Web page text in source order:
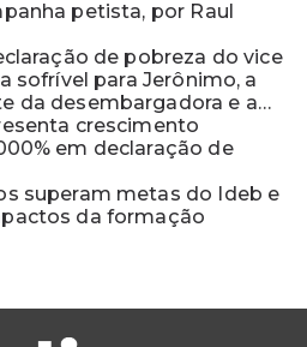
petista, por Raul
de pobreza do vice
sofrível para Jerônimo, a
da desembargadora e a
o MP baiano
crescimento
em declaração de
superam metas do Ideb e
da formação